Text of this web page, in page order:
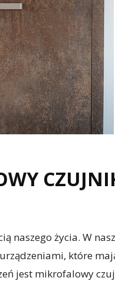
naszego życia. W
które
jest mikrofalowy